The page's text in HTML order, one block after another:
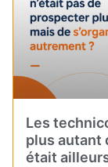
Les
plus autant
était